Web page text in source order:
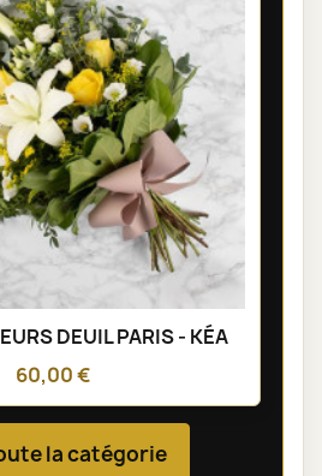
DEUIL PARIS - KÉA
60,00 €
la catégorie